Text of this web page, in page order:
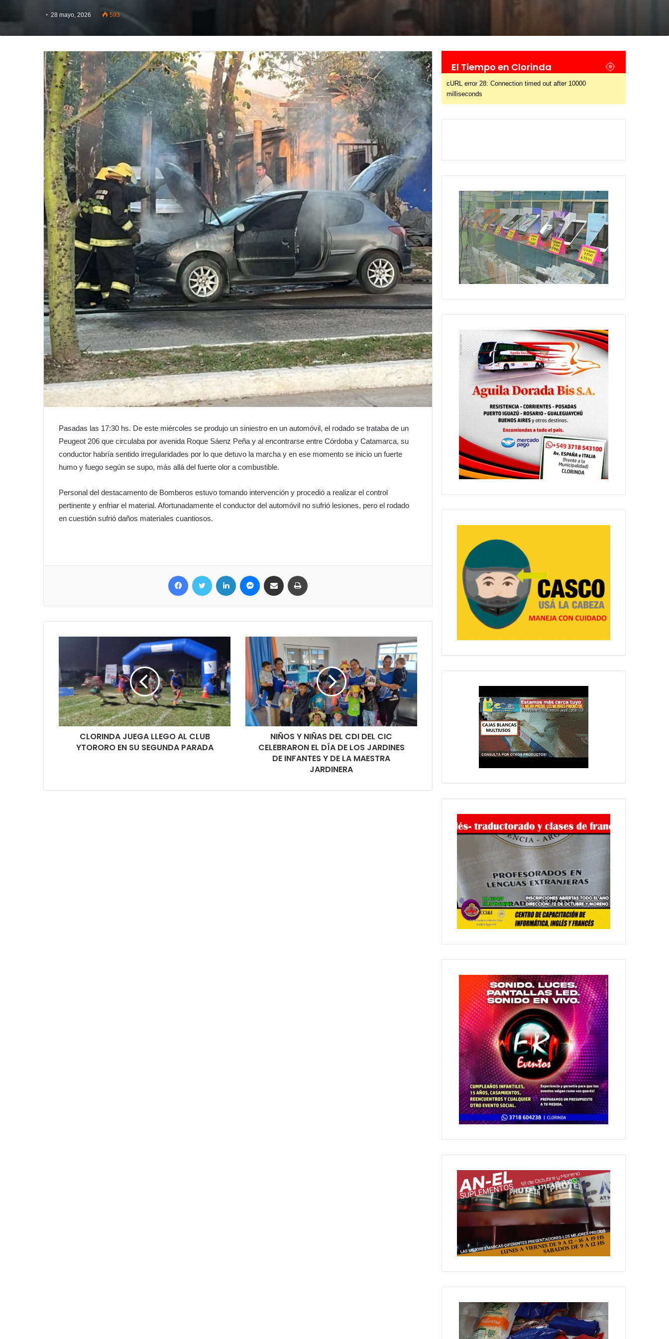
28 mayo, 2026 593
Pasadas las 17:30 hs. De este miércoles se produjo un siniestro en un automóvil, el rodado se trataba de un
Peugeot 206 que circulaba por avenida Roque Sáenz Peña y al encontrarse entre Córdoba y Catamarca, su
conductor habría sentido irregularidades por lo que detuvo la marcha y en ese momento se inicio un fuerte
humo y fuego según se supo, más allá del fuerte olor a combustible.
Personal del destacamento de Bomberos estuvo tomando intervención y procedió a realizar el control
pertinente y enfriar el material. Afortunadamente el conductor del automóvil no sufrió lesiones, pero el rodado
en cuestión sufrió daños materiales cuantiosos.
CLORINDA JUEGA LLEGO AL CLUB
YTORORO EN SU SEGUNDA PARADA
NIÑOS Y NIÑAS DEL CDI DEL CIC
CELEBRARON EL DÍA DE LOS JARDINES
DE INFANTES Y DE LA MAESTRA
JARDINERA
El Tiempo en Clorinda
cURL error 28: Connection timed out after 10000
milliseconds